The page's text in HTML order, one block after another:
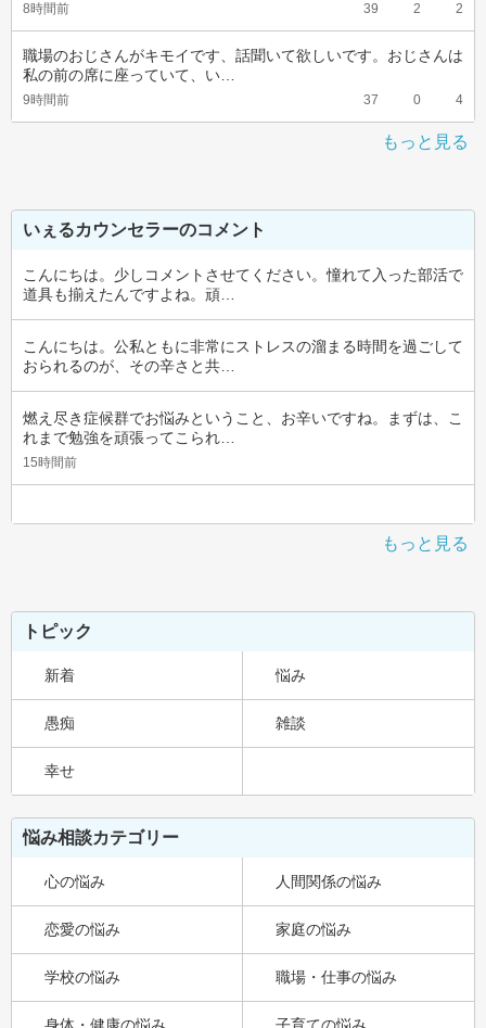
8時間前 39 2 2
職場のおじさんがキモイです、話聞いて欲しいです。おじさんは
私の前の席に座っていて、い…
9時間前 37 0 4
もっと見る
いぇるカウンセラーのコメント
こんにちは。少しコメントさせてください。憧れて入った部活で
道具も揃えたんですよね。頑…
こんにちは。公私ともに非常にストレスの溜まる時間を過ごして
おられるのが、その辛さと共…
燃え尽き症候群でお悩みということ、お辛いですね。まずは、こ
れまで勉強を頑張ってこられ…
15時間前
もっと見る
トピック
新着 悩み
愚痴 雑談
幸せ
悩み相談カテゴリー
心の悩み 人間関係の悩み
恋愛の悩み 家庭の悩み
学校の悩み 職場・仕事の悩み